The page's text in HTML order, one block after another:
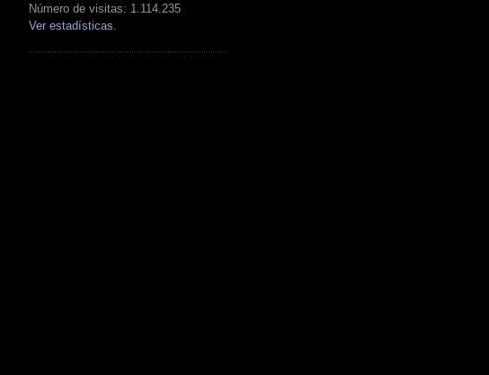
Número de visitas: 1.114.235
Ver estadísticas.